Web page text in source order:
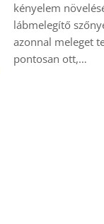
kényelem
lábmelegítő
azonnal meleget
pontosan ott,…